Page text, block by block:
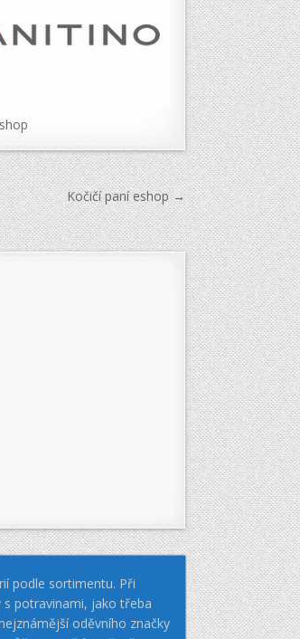
Kočičí paní eshop →
podle sortimentu. Při
potravinami, jako třeba
oděvního značky